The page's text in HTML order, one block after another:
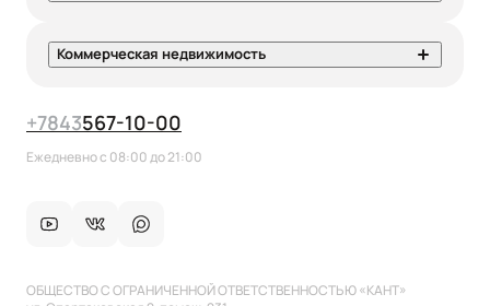
Коммерческая недвижимость
+7843567-10-00
Ежедневно с 08:00 до 21:00
ОБЩЕСТВО С ОГРАНИЧЕННОЙ ОТВЕТСТВЕННОСТЬЮ «КАНТ»